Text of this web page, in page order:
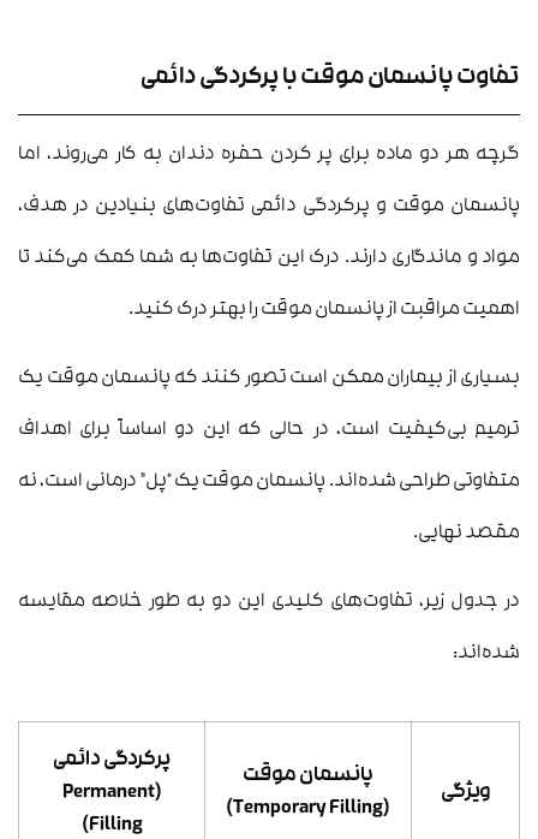
تفاوت پانسمان موقت با پرکردگی دائمی
گرچه هر دو ماده برای پر کردن حفره دندان به کار می‌روند، اما
پانسمان موقت و پرکردگی دائمی تفاوت‌های بنیادین در هدف،
مواد و ماندگاری دارند. درک این تفاوت‌ها به شما کمک می‌کند تا
اهمیت مراقبت از پانسمان موقت را بهتر درک کنید.
بسیاری از بیماران ممکن است تصور کنند که پانسمان موقت یک
ترمیم بی‌کیفیت است، در حالی که این دو اساساً برای اهداف
متفاوتی طراحی شده‌اند. پانسمان موقت یک “پل” درمانی است، نه
مقصد نهایی.
در جدول زیر، تفاوت‌های کلیدی این دو به طور خلاصه مقایسه
شده‌اند:
ویژگی
پانسمان موقت
(Temporary Filling)
پرکردگی دائمی
(Permanent
Filling)